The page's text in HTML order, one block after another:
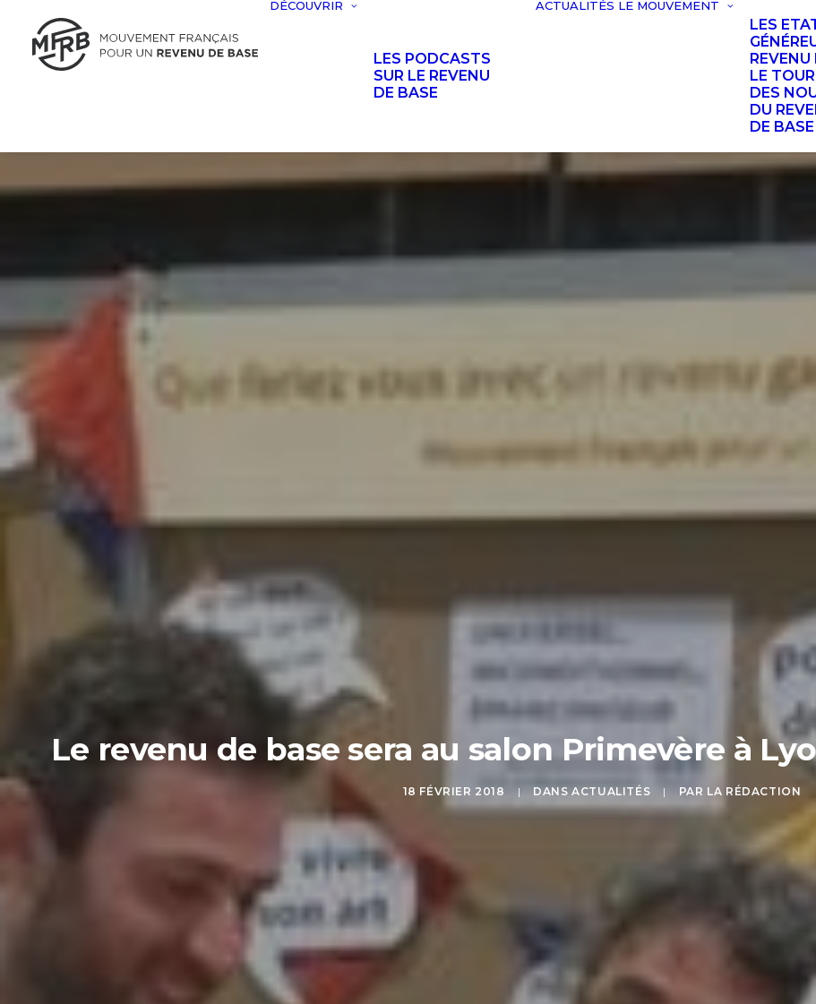
DÉCOUVRIR
LES PODCASTS
SUR LE REVENU
DE BASE
ACTUALITÉS LE MOUVEMENT
LES
REVENU
LE
DES
DU
DE BASE
Le revenu de base sera au salon Primevère à
18 FÉVRIER 2018 | DANSACTUALITÉS | PAR LA RÉDACTION